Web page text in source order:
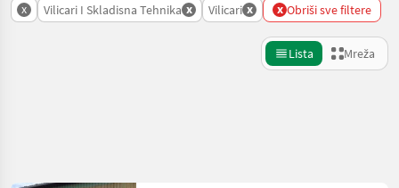
x Vilicari I Skladisna Tehnika x Vilicari x x Obriši sve filtere
Lista Mreža